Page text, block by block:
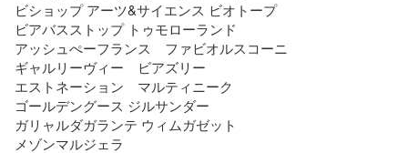
ビショップ アーツ&サイエンス ビオトープ
ビアバスストップ トゥモローランド
アッシュぺーフランス　ファビオルスコーニ
ギャルリーヴィー　ビアズリー
エストネーション　マルティニーク
ゴールデングース ジルサンダー
ガリャルダガランテ ウィムガゼット
メゾンマルジェラ